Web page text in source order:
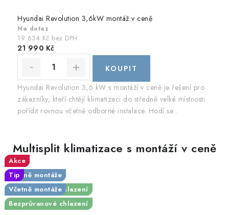
Hyundai Revolution 3,6kW montáž v ceně
Na dotaz
19 634 Kč bez DPH
21 990 Kč
Hyundai Revolution 3,6 kW s montáží v ceně je řešení pro
zákazníky, kteří chtějí klimatizaci do středně velké místnosti
pořídit rovnou včetně odborné instalace. Hodí se...
Multisplit klimatizace s montáží v ceně
Akce
Tip
Včetně montáže
Bezprůvanové chlazení
Akce
Novinka
Tip
Včetně montáže
Akce
Tip
Včetně montáže
Akce
Včetně montáže
Akce
Včetně montáže
Akce
Včetně montáže
Akce
Včetně montáže
Bezprůvanové chlazení
Akce
Včetně montáže
Bezprůvanové chlazení
Akce
Tip
Včetně montáže
Bezprůvanové chlazení